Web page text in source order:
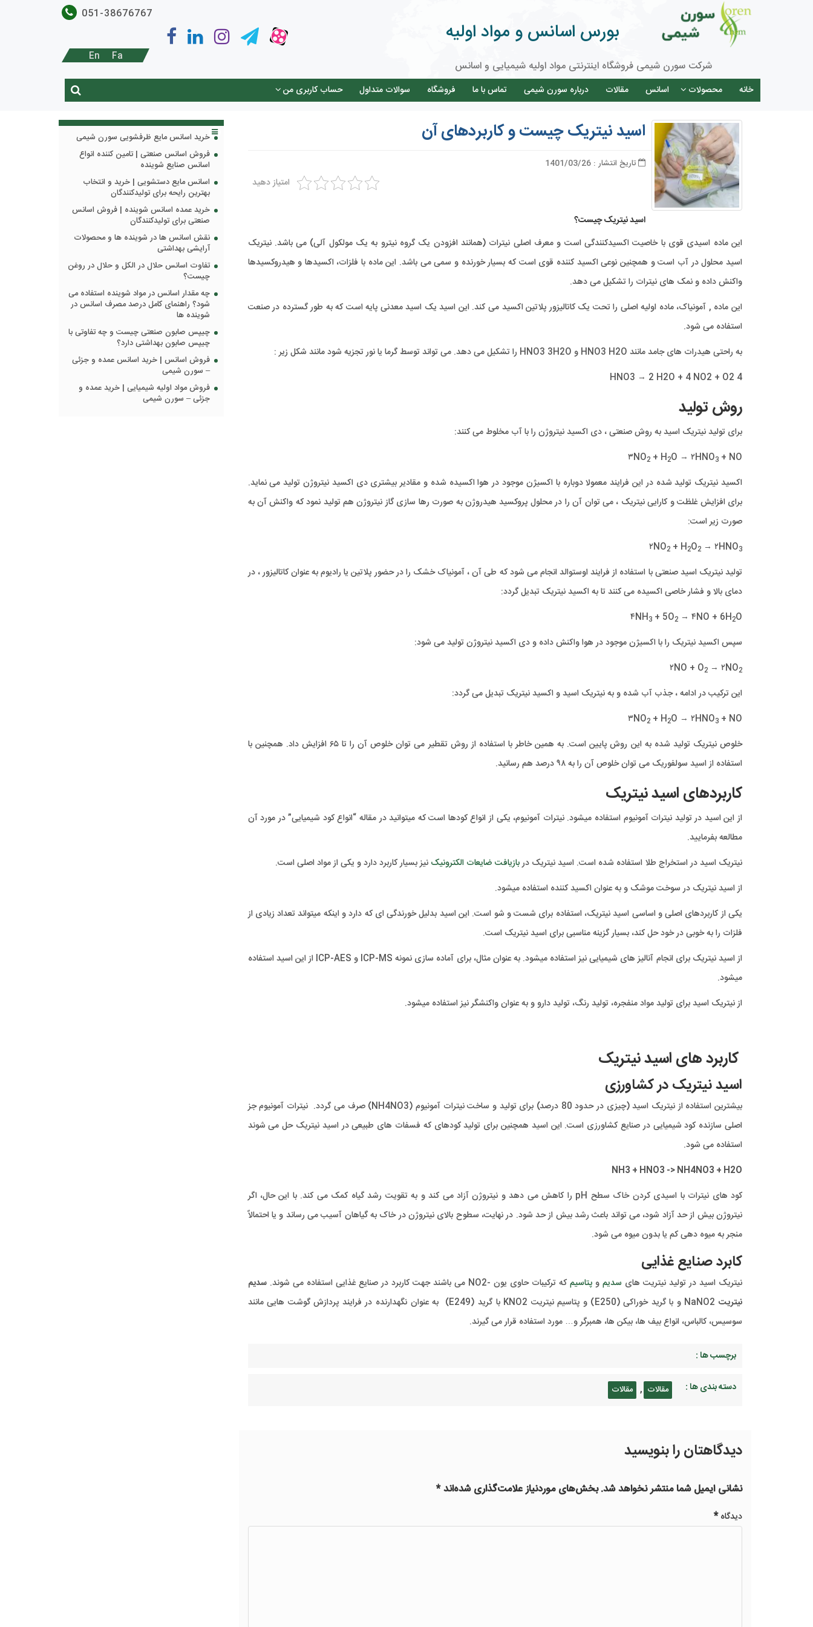
بورس اسانس و مواد اولیه
شرکت سورن شیمی فروشگاه اینترنتی مواد اولیه شیمیایی و اسانس
051-38676767
Fa
En
خانه محصولات اسانس مقالات درباره سورن شیمی تماس با ما فروشگاه سوالات متداول حساب کاربری من
اسید نیتریک چیست و کاربردهای آن
تاریخ انتشار : 1401/03/26
امتیاز دهید
اسید نیتریک چیست؟
این ماده اسيدی قوی با خاصيت اكسيدكنندگی است و معرف اصلی نیترات (همانند افزودن یک گروه نیترو به یک مولکول آلی) می باشد. نیتریک
اسید محلول در آب است و همچنین نوعی اکسید کننده قوی است که بسیار خورنده و سمی می باشد. این ماده با فلزات، اکسیدها و هیدروکسیدها
واکنش داده و نمک های نیترات را تشکیل می دهد.
این ماده , آمونیاک، ماده اولیه اصلی را تحت یک کاتالیزور پلاتین اکسید می کند. این اسید یک اسید معدنی پایه است که به طور گسترده در صنعت
استفاده می شود.
به راحتی هیدرات های جامد مانند HNO3 H2O و HNO3 3H2O را تشکیل می دهد. می تواند توسط گرما یا نور تجزیه شود مانند شکل زیر :
4 HNO3 → 2 H2O + 4 NO2 + O2
روش تولید
برای تولید نیتریک اسید به روش صنعتی ، دی اکسید نیتروژن را با آب مخلوط می کنند:
۳NO2 + H2O → ۲HNO3 + NO
اکسید نیتریک تولید شده در این فرایند معمولا دوباره با اکسیژن موجود در هوا اکسیده شده و مقادیر بیشتری دی اکسید نیتروژن تولید می نماید.
برای افزایش غلظت و کارایی نیتریک ، می توان آن را در محلول پروکسید هیدروژن به صورت رها سازی گاز نیتروژن هم تولید نمود که واکنش آن به
صورت زیر است:
۲NO2 + H2O2 → ۲HNO3
تولید نیتریک اسید صنعتی با استفاده از فرایند اوستوالد انجام می شود که طی آن ، آمونیاک خشک را در حضور پلاتین یا رادیوم به عنوان کاتالیزور ، در
دمای بالا و فشار خاصی اکسیده می کنند تا به اکسید نیتریک تبدیل گردد:
۴NH3 + 5O2 → ۴NO + 6H2O
سپس اکسید نیتریک را با اکسیژن موجود در هوا واکنش داده و دی اکسید نیتروژن تولید می شود:
۲NO + O2 → ۲NO2
این ترکیب در ادامه ، جذب آب شده و به نیتریک اسید و اکسید نیتریک تبدیل می گردد:
۳NO2 + H2O → ۲HNO3 + NO
خلوص نیتریک تولید شده به این روش پایین است. به همین خاطر با استفاده از روش تقطیر می توان خلوص آن را تا ۶۵ افزایش داد. همچنین با
استفاده از اسید سولفوریک می توان خلوص آن را به ۹۸ درصد هم رسانید.
کاربردهای اسید نیتریک
از این اسید در تولید نیترات آمونیوم استفاده میشود. نیترات آمونیوم، یکی از انواع کودها است که میتوانید در مقاله “انواع کود شیمیایی” در مورد آن
مطالعه بفرمایید.
نیتریک اسید در استخراج طلا استفاده شده است. اسید نیتریک دربازیافت ضایعات الکترونیک نیز بسیار کاربرد دارد و یکی از مواد اصلی است.
از اسید نیتریک در سوخت موشک و به عنوان اکسید کننده استفاده میشود.
یکی از کاربردهای اصلی و اساسی اسید نیتریک، استفاده برای شست و شو است. این اسید بدلیل خورندگی ای که دارد و اینکه میتواند تعداد زیادی از
فلزات را به خوبی در خود حل کند، بسیار گزینه مناسبی برای اسید نیتریک است.
از اسید نیتریک برای انجام آنالیز های شیمیایی نیز استفاده میشود. به عنوان مثال، برای آماده سازی نمونه ICP-MS و ICP-AES از این اسید استفاده
میشود.
از نیتریک اسید برای تولید مواد منفجره، تولید رنگ، تولید دارو و به عنوان واکنشگر نیز استفاده میشود.
کاربرد های اسید نیتریک
اسید نیتریک در کشاورزی
بیشترین استفاده از نیتریک اسید (چیزی در حدود 80 درصد) برای تولید و ساخت نیترات آمونیوم (NH4NO3) صرف می گردد. نیترات آمونیوم جز
اصلی سازنده کود شیمیایی در صنایع کشاورزی است. این اسید همچنین برای تولید کودهای که فسفات های طبیعی در اسید نیتریک حل می شوند
استفاده می شود.
NH3 + HNO3 -> NH4NO3 + H2O
کود های نیترات با اسیدی کردن خاک سطح pH را کاهش می دهد و نیتروژن آزاد می کند و به تقویت رشد گیاه کمک می کند. با این حال، اگر
نیتروژن بیش از حد آزاد شود، می تواند باعث رشد بیش از حد شود. در نهایت، سطوح بالای نیتروژن در خاک به گیاهان آسیب می رساند و یا احتمالاً
منجر به میوه دهی کم یا بدون میوه می شود.
کابرد صنایع غذایی
نیتریک اسید در تولید نیتریت هایسدیم وپتاسیم که ترکیبات حاوی یون -NO2 می باشند جهت کاربرد در صنایع غذایی استفاده می شوند.
سدیم
نیتریت
NaNO2 و با گرید خوراکی (E250) و پتاسیم نیتریت KNO2 با گرید (E249) به عنوان نگهدارنده در فرایند پردازش گوشت هایی مانند
سوسیس، کالباس، انواع بیف ها، بیکن ها، همبرگر و… مورد استفاده قرار می گیرند.
برچسب ها :
دسته بندی ها : مقالات , مقالات
دیدگاهتان را بنویسید
نشانی ایمیل شما منتشر نخواهد شد.بخش‌های موردنیاز علامت‌گذاری شده‌اند*
دیدگاه*
خرید اسانس مایع ظرفشویی سورن شیمی
فروش اسانس صنعتی | تامین کننده انواع
اسانس صنایع شوینده
اسانس مایع دستشویی | خرید و انتخاب
بهترین رایحه برای تولیدکنندگان
خرید عمده اسانس شوینده | فروش اسانس
صنعتی برای تولیدکنندگان
نقش اسانس ها در شوینده ها و محصولات
آرایشی بهداشتی
تفاوت اسانس حلال در الکل و حلال در روغن
چیست؟
چه مقدار اسانس در مواد شوینده استفاده می
شود؟ راهنمای کامل درصد مصرف اسانس در
شوینده ها
چیپس صابون صنعتی چیست و چه تفاوتی با
چیپس صابون بهداشتی دارد؟
فروش اسانس | خرید اسانس عمده و جزئی
– سورن شیمی
فروش مواد اولیه شیمیایی | خرید عمده و
جزئی – سورن شیمی